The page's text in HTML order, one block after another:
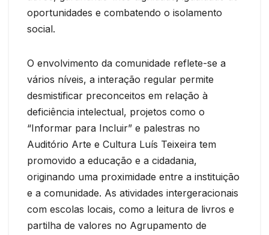
oportunidades e combatendo o isolamento
social.
O envolvimento da comunidade reflete-se a
vários níveis, a interação regular permite
desmistificar preconceitos em relação à
deficiência intelectual, projetos como o
“Informar para Incluir” e palestras no
Auditório Arte e Cultura Luís Teixeira tem
promovido a educação e a cidadania,
originando uma proximidade entre a instituição
e a comunidade. As atividades intergeracionais
com escolas locais, como a leitura de livros e
partilha de valores no Agrupamento de